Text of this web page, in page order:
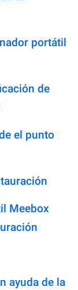
portátil
de
el punto
Meebox
ayuda de la